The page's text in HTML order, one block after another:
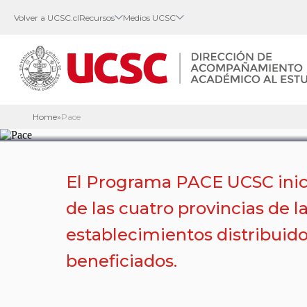
Volver a UCSC.clRecursos Medios UCSC
Home»Pace
SUPERIOR
PACE
El Programa PACE UCSC
de las cuatro provincias de
establecimientos
beneficiados.